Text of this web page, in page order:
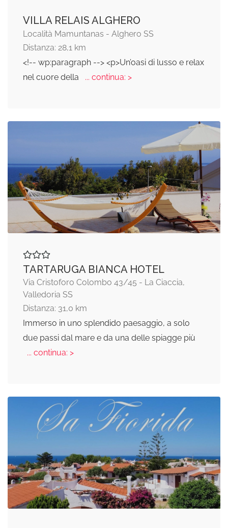
VILLA RELAIS ALGHERO
Località Mamuntanas - Alghero SS
Distanza: 28,1 km
<!-- wp:paragraph --> <p>Un’oasi di lusso e relax
nel cuore della
... continua: >
TARTARUGA BIANCA HOTEL
Via Cristoforo Colombo 43/45 - La Ciaccia,
Valledoria SS
Distanza: 31,0 km
Immerso in uno splendido paesaggio, a solo
due passi dal mare e da una delle spiagge più
... continua: >